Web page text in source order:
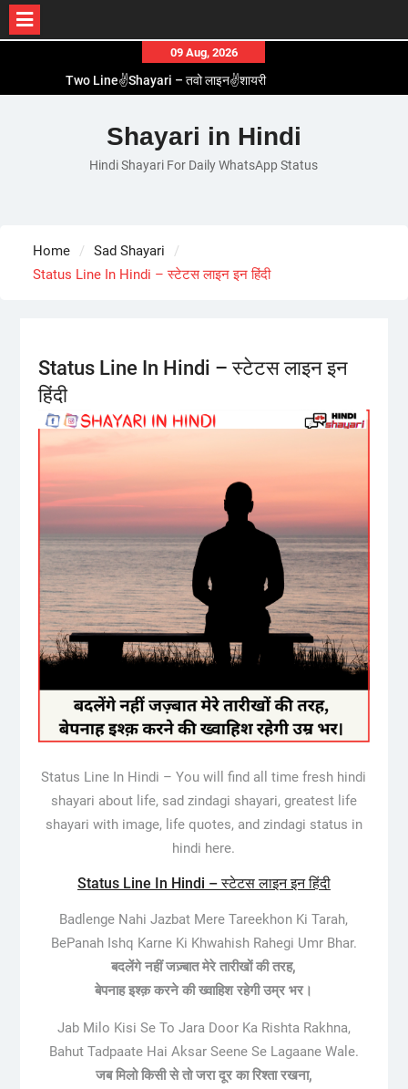
content
09 Aug, 2026
Two Line✌️Shayari – तवो लाइन✌️शायरी
Romantic Love😽Status – रोमांटिक लव😽स्टेटस
Love🥳Poetry In Hindi – लव🥳पोएट्री इन हिंदी
1 Line☝️Shayari In Hindi – १ लाइन☝️शायरी इन हिंदी
Shayari in Hindi
Hindi Shayari For Daily WhatsApp Status
Home
Sad Shayari
Status Line In Hindi – स्टेटस लाइन इन हिंदी
Status Line In Hindi – स्टेटस लाइन इन
हिंदी
Status Line In Hindi – You will find all time fresh hindi
shayari about life, sad zindagi shayari, greatest life
shayari with image, life quotes, and zindagi status in
hindi here.
Status Line In Hindi – स्टेटस लाइन इन हिंदी
Badlenge Nahi Jazbat Mere Tareekhon Ki Tarah,
BePanah Ishq Karne Ki Khwahish Rahegi Umr Bhar.
बदलेंगे नहीं जज़्बात मेरे तारीखों की तरह,
बेपनाह इश्क़ करने की ख्वाहिश रहेगी उम्र भर।
Jab Milo Kisi Se To Jara Door Ka Rishta Rakhna,
Bahut Tadpaate Hai Aksar Seene Se Lagaane Wale.
जब मिलो किसी से तो जरा दूर का रिश्ता रखना,